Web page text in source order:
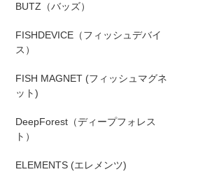
BUTZ（バッズ）
FISHDEVICE（フィッシュデバイ
ス）
FISH MAGNET (フィッシュマグネ
ット)
DeepForest（ディープフォレス
ト）
ELEMENTS (エレメンツ)